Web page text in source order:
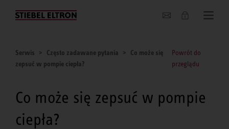
O nas
Serwis Często zadawane pytania
Co może się
zepsuć w pompie ciepła?
Powrót do
przeglądu
Co może się zepsuć w pompie
ciepła?